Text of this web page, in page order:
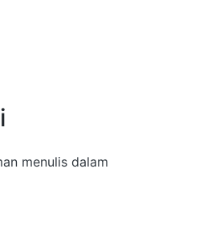
menulis dalam